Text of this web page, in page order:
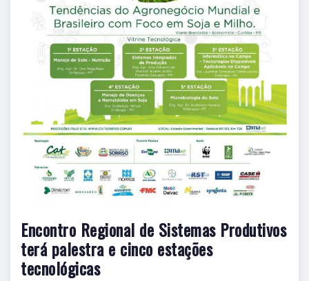
Encontro Regional de Sistemas Produtivos
terá palestra e cinco estações
tecnológicas